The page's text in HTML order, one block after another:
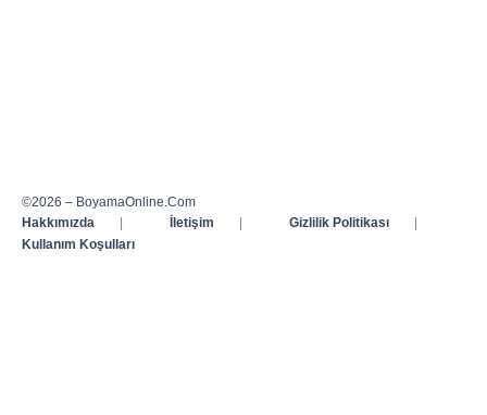
©2026 – BoyamaOnline.Com
Hakkımızda
| İletişim | Gizlilik Politikası
|
Kullanım Koşulları